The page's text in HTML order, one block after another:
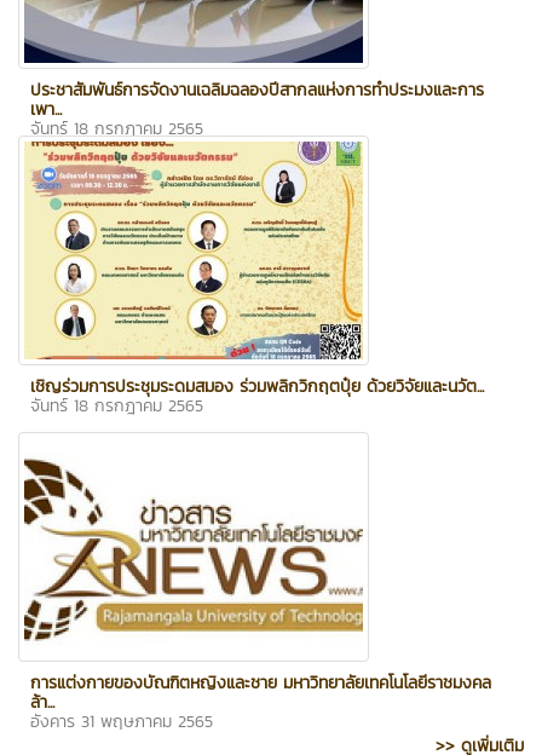
ประชาสัมพันธ์การจัดงานเฉลิมฉลองปีสากลแห่งการทำประมงและการ
เพา...
จันทร์ 18 กรกฎาคม 2565
เชิญร่วมการประชุมระดมสมอง ร่วมพลิกวิกฤตปุ๋ย ด้วยวิจัยและนวัต...
จันทร์ 18 กรกฎาคม 2565
การแต่งกายของบัณฑิตหญิงและชาย มหาวิทยาลัยเทคโนโลยีราชมงคล
ล้า...
อังคาร 31 พฤษภาคม 2565
>> ดูเพิ่มเติม